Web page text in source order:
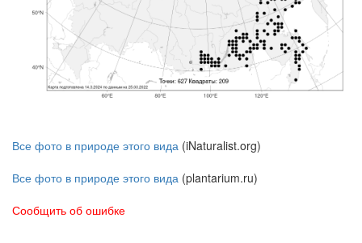
Все фото в природе этого вида (iNaturalist.org)
Все фото в природе этого вида (plantarium.ru)
Сообщить об ошибке